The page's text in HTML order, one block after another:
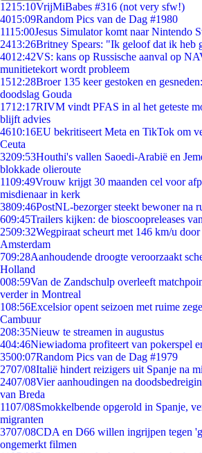
1215:10VrijMiBabes #316 (not very sfw!)
4015:09Random Pics van de Dag #1980
1115:00Jesus Simulator komt naar Nintendo
2413:26Britney Spears: "Ik geloof dat ik heb
4012:42VS: kans op Russische aanval op
munitietekort wordt probleem
1512:28Broer 135 keer gestoken en
doodslag Gouda
1712:17RIVM vindt PFAS in al het geteste
blijft advies
4610:16EU bekritiseert Meta en TikTok om
Ceuta
3209:53Houthi's vallen Saoedi-Arabië en
blokkade olieroute
1109:49Vrouw krijgt 30 maanden cel voor
misdienaar in kerk
3809:46PostNL-bezorger steekt bewoner na
609:45Trailers kijken: de bioscoopreleases
2509:32Wegpiraat scheurt met 146 km/u
Amsterdam
709:28Aanhoudende droogte veroorzaakt
Holland
008:59Van de Zandschulp overleeft
verder in Montreal
108:56Excelsior opent seizoen met ruime
Cambuur
208:35Nieuw te streamen in augustus
404:46Niewiadoma profiteert van pokerspel
3500:07Random Pics van de Dag #1979
2707/08Italië hindert reizigers uit Spanje na
2407/08Vier aanhoudingen na
van Breda
1107/08Smokkelbende opgerold in Spanje,
migranten
3707/08CDA en D66 willen ingrijpen tegen
ongemerkt filmen